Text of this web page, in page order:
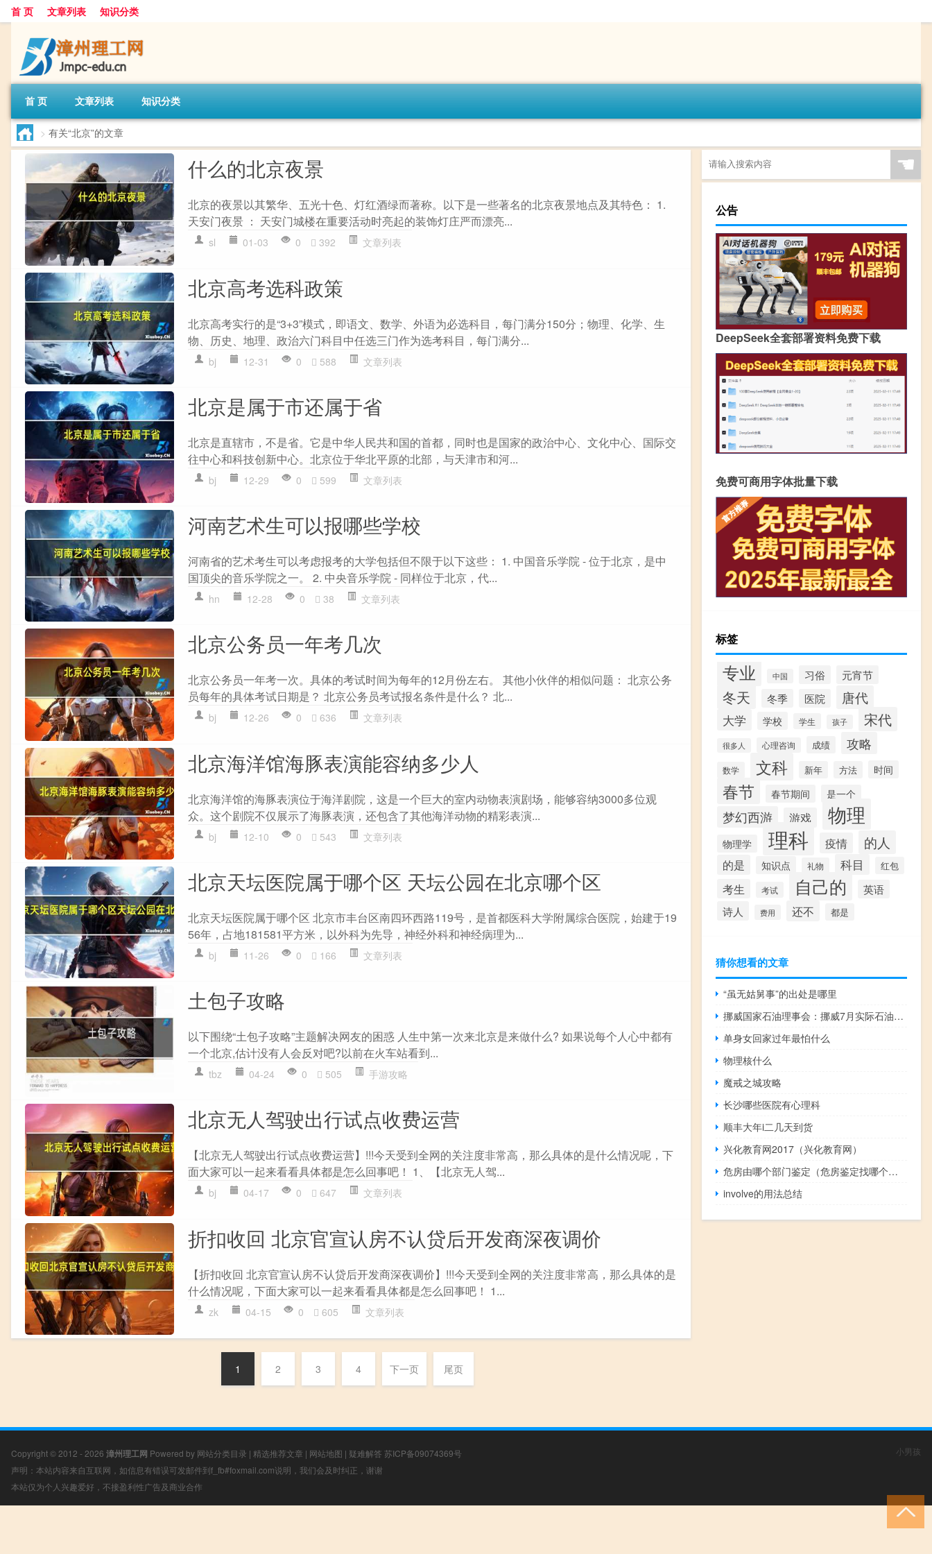
首 页 文章列表 知识分类
首 页 文章列表 知识分类
> 有关“北京”的文章
什么的北京夜景
北京的夜景以其繁华、五光十色、灯红酒绿而著称。以下是一些著名的北京夜景地点及其特色： 1.
天安门夜景 ： 天安门城楼在重要活动时亮起的装饰灯庄严而漂亮...
sl 01-03 0 392 文章列表
北京高考选科政策
北京高考实行的是“3+3”模式，即语文、数学、外语为必选科目，每门满分150分；物理、化学、生
物、历史、地理、政治六门科目中任选三门作为选考科目，每门满分...
bj 12-31 0 588 文章列表
北京是属于市还属于省
北京是直辖市，不是省。它是中华人民共和国的首都，同时也是国家的政治中心、文化中心、国际交
往中心和科技创新中心。北京位于华北平原的北部，与天津市和河...
bj 12-29 0 599 文章列表
河南艺术生可以报哪些学校
河南省的艺术考生可以考虑报考的大学包括但不限于以下这些： 1. 中国音乐学院 - 位于北京，是中
国顶尖的音乐学院之一。 2. 中央音乐学院 - 同样位于北京，代...
hn 12-28 0 38 文章列表
北京公务员一年考几次
北京公务员一年考一次。具体的考试时间为每年的12月份左右。 其他小伙伴的相似问题： 北京公务
员每年的具体考试日期是？ 北京公务员考试报名条件是什么？ 北...
bj 12-26 0 636 文章列表
北京海洋馆海豚表演能容纳多少人
北京海洋馆的海豚表演位于海洋剧院，这是一个巨大的室内动物表演剧场，能够容纳3000多位观
众。这个剧院不仅展示了海豚表演，还包含了其他海洋动物的精彩表演...
bj 12-10 0 543 文章列表
北京天坛医院属于哪个区 天坛公园在北京哪个区
北京天坛医院属于哪个区 北京市丰台区南四环西路119号，是首都医科大学附属综合医院，始建于19
56年，占地181581平方米，以外科为先导，神经外科和神经病理为...
bj 11-26 0 166 文章列表
土包子攻略
以下围绕“土包子攻略”主题解决网友的困惑 人生中第一次来北京是来做什么? 如果说每个人心中都有
一个北京,估计没有人会反对吧?以前在火车站看到...
tbz 04-24 0 505 手游攻略
北京无人驾驶出行试点收费运营
【北京无人驾驶出行试点收费运营】!!!今天受到全网的关注度非常高，那么具体的是什么情况呢，下
面大家可以一起来看看具体都是怎么回事吧！ 1、【北京无人驾...
bj 04-17 0 647 文章列表
折扣收回 北京官宣认房不认贷后开发商深夜调价
【折扣收回 北京官宣认房不认贷后开发商深夜调价】!!!今天受到全网的关注度非常高，那么具体的是
什么情况呢，下面大家可以一起来看看具体都是怎么回事吧！ 1...
zk 04-15 0 605 文章列表
1 2 3 4 下一页 尾页
☚
公告
DeepSeek全套部署资料免费下载
免费可商用字体批量下载
标签
专业 中国 习俗 元宵节
冬天 冬季 医院 唐代
大学 学校 学生 孩子 宋代
很多人 心理咨询 成绩 攻略
数学 文科 新年 方法 时间
春节 春节期间 是一个
梦幻西游 游戏 物理
物理学 理科 疫情 的人
的是 知识点 礼物 科目 红包
考生 考试 自己的 英语
诗人 费用 还不 都是
猜你想看的文章
“虽无姑舅事”的出处是哪里
挪威国家石油理事会：挪威7月实际石油产量为182.8万桶/日比挪威石油管理局预测的低0.6%
单身女回家过年最怕什么
物理核什么
魔戒之城攻略
长沙哪些医院有心理科
顺丰大年i二几天到货
兴化教育网2017（兴化教育网）
危房由哪个部门鉴定（危房鉴定找哪个部门）
involve的用法总结
Copyright © 2012 - 2026 漳州理工网 Powered by 网站分类目录 | 精选推荐文章 | 网站地图 | 疑难解答 苏ICP备09074369号
声明：本站内容来自互联网，如信息有错误可发邮件到f_fb#foxmail.com说明，我们会及时纠正，谢谢
本站仅为个人兴趣爱好，不接盈利性广告及商业合作
小男孩